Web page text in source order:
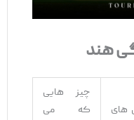
هند
چیز هایی
که می‌